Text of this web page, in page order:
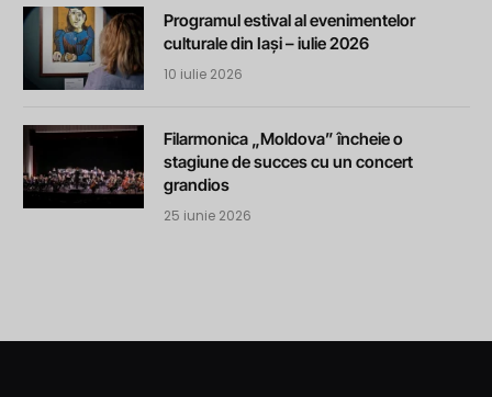
Programul estival al evenimentelor
culturale din Iași – iulie 2026
10 iulie 2026
Filarmonica „Moldova” încheie o
stagiune de succes cu un concert
grandios
25 iunie 2026